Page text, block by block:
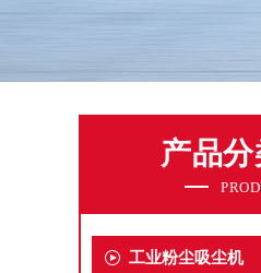
产品分
工业粉尘吸尘机